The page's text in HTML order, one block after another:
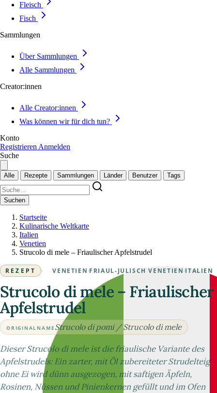
Fleisch
Fisch
Sammlungen
Über Sammlungen
Alle Sammlungen
Creator:innen
Alle Creator:innen
Was können wir für dich tun?
Konto
Registrieren Anmelden
Suche
Alle Rezepte Sammlungen Länder Benutzer Tags
Suchen
Startseite
Kulinarische Weltkarte
Italien
Venetien
Strucolo di mele – Friaulischer Apfelstrudel
REZEPT · VENETIEN ·FRIAUL-JULISCH VENETIEN ·ITALIEN
Strucolo di mele – Friaulischer
Apfelstrudel
ORIGINALNAME Strucolo di pomi / Strucolo di mele
Dieser Strucolo di mele ist die friaulische Variante des
Apfelstrudels: Ein zarter, mit Öl zubereiteter Strudelteig
ohne Ei wird dünn ausgezogen, mit saftigen Äpfeln,
Rosinen, Nüssen und Pinienkernen gefüllt und im Ofen